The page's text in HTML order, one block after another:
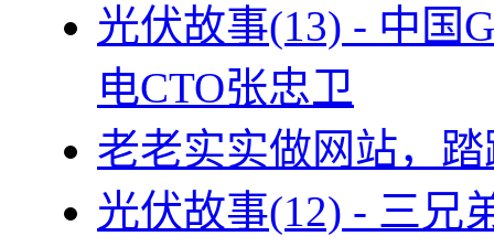
光伏故事(13) - 中国
电CTO张忠卫
老老实实做网站，
光伏故事(12) - 三兄